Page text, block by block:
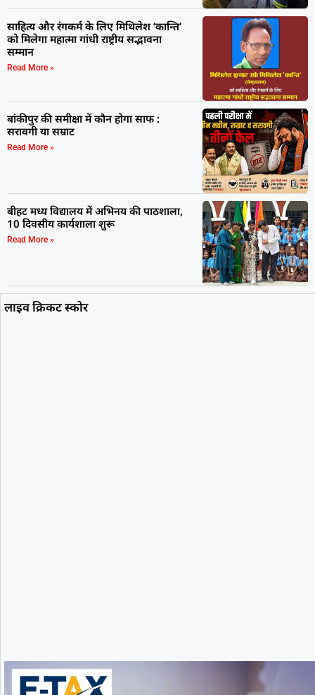
साहित्य और रंगकर्म के लिए मिथिलेश ‘कान्ति’
को मिलेगा महात्मा गांधी राष्ट्रीय सद्भावना
सम्मान
Read More »
बांकीपुर की समीक्षा में कौन होगा साफ :
सरावगी या सम्राट
Read More »
बीहट मध्य विद्यालय में अभिनय की पाठशाला,
10 दिवसीय कार्यशाला शुरू
Read More »
लाइव क्रिकट स्कोर